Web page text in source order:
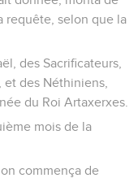
requête, selon que la
des Sacrificateurs,
et des Néthiniens,
du Roi Artaxerxes.
mois de la
commença de